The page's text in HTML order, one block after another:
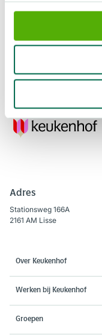
Adres
Stationsweg 166A
2161 AM Lisse
Over Keukenhof
Werken bij Keukenhof
Groepen